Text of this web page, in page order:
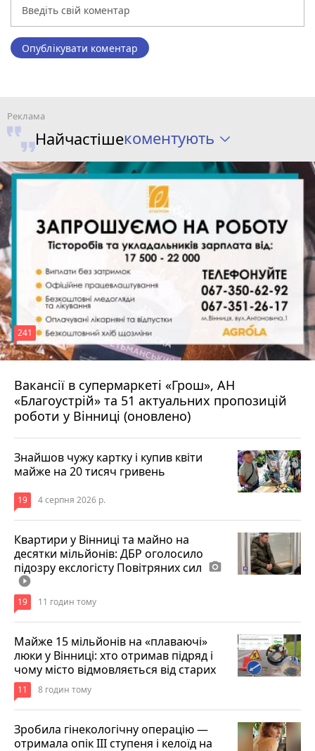
Опублікувати коментар
Найчастішекоментують
Вакансії в супермаркеті «Грош», АН
«Благоустрій» та 51 актуальних пропозицій
роботи у Вінниці (оновлено)
241
4 серпня 2026 р.
Знайшов чужу картку і купив квіти
майже на 20 тисяч гривень
19 4 серпня 2026 р.
Квартири у Вінниці та майно на
десятки мільйонів: ДБР оголосило
підозру екслогісту Повітряних сил photo_camera
play_circle_filled
19 11 годин тому
Майже 15 мільйонів на «плаваючі»
люки у Вінниці: хто отримав підряд і
чому місто відмовляється від старих
11 8 годин тому
Зробила гінекологічну операцію —
отримала опік ІІІ ступеня і келоїд на